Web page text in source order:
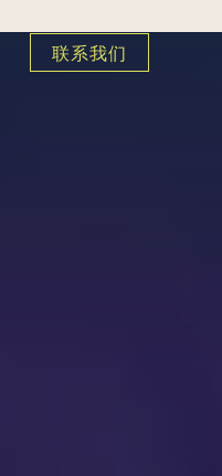
联系我们